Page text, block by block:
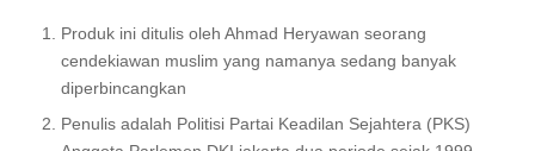
Produk ini ditulis oleh Ahmad Heryawan seorang
cendekiawan muslim yang namanya sedang banyak
diperbincangkan
Penulis adalah Politisi Partai Keadilan Sejahtera (PKS)